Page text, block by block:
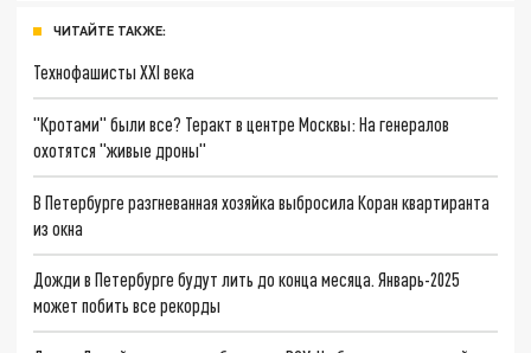
ЧИТАЙТЕ ТАКЖЕ:
Технофашисты XXI века
"Кротами" были все? Теракт в центре Москвы: На генералов
охотятся "живые дроны"
В Петербурге разгневанная хозяйка выбросила Коран квартиранта
из окна
Дожди в Петербурге будут лить до конца месяца. Январь-2025
может побить все рекорды